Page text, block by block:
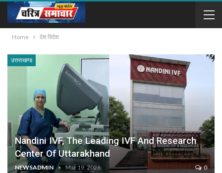
Home देश विदेश
उत्तराखण्ड
Nandini IVF, The Leading IVF And Research
Center Of Uttarakhand
NEWSADMIN Mar 19, 2026 0